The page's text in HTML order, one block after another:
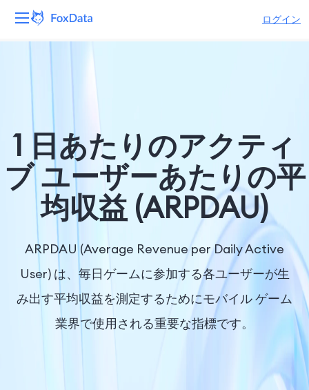
ログイン
リソース
1 日あたりのアクティ
ブ ユーザーあたりの平
均収益 (ARPDAU)
ARPDAU (Average Revenue per Daily Active
User) は、毎日ゲームに参加する各ユーザーが生
み出す平均収益を測定するためにモバイル ゲーム
業界で使用される重要な指標です。